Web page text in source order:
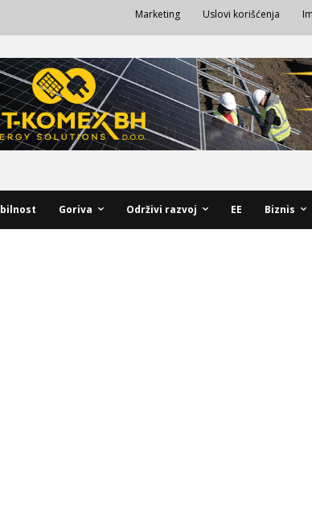
Marketing Uslovi korišćenja
Goriva Održivi razvoj EE Biznis